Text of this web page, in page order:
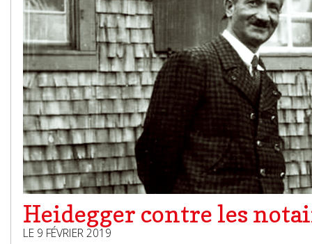
Heidegger contre les
LE 9 FÉVRIER 2019